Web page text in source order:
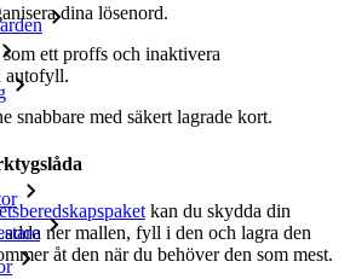
dina lösenord.
ett proffs och inaktivera
autofyll.
snabbare med säkert lagrade kort.
kan du skydda din
ner mallen, fyll i den och lagra den
åt den när du behöver den som mest.